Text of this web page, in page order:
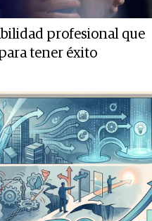
profesional que
tener éxito